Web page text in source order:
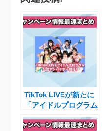
TikTok LIVEが新たに
「アイドルプログラム
度を導入し、Appare!